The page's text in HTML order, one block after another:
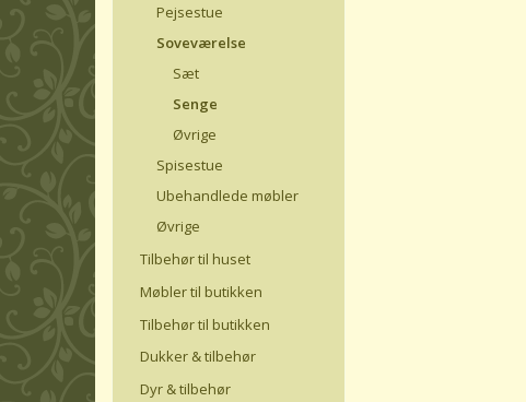
Pejsestue
Soveværelse
Sæt
Senge
Øvrige
Spisestue
Ubehandlede møbler
Øvrige
Tilbehør til huset
Møbler til butikken
Tilbehør til butikken
Dukker & tilbehør
Dyr & tilbehør